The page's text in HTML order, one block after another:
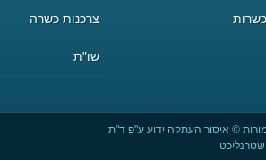
צרכנות כשרה
שו"ת
© איסור העתקה ידוע ע"פ ד"ת